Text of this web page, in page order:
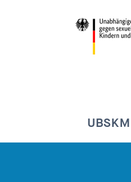
UBSKM